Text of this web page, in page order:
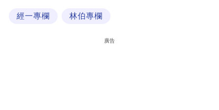
經一專欄 林伯專欄
廣告